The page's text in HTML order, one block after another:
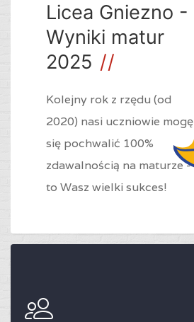
Licea Gniezno -
Wyniki matur
2025
Kolejny rok z rzędu (od
2020) nasi uczniowie mogę
się pochwalić 100%
zdawalnością na maturze -
to Wasz wielki sukces!